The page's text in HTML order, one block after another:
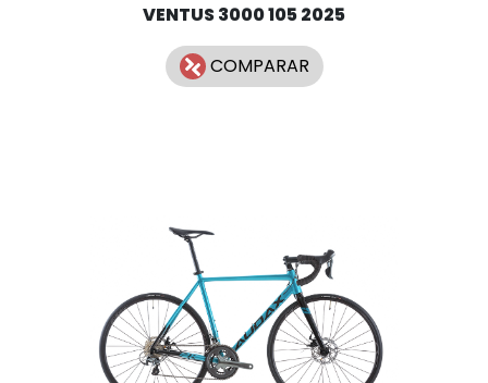
VENTUS 3000 105 2025
COMPARAR